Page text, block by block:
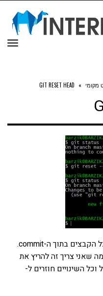
מקומי »
GIT RESET HEAD
אני עושה git status כדי לראות שכל הקבצים בתוך ה-commit.
שאני צריך זה להריץ את
השינויים חוזרים ל-